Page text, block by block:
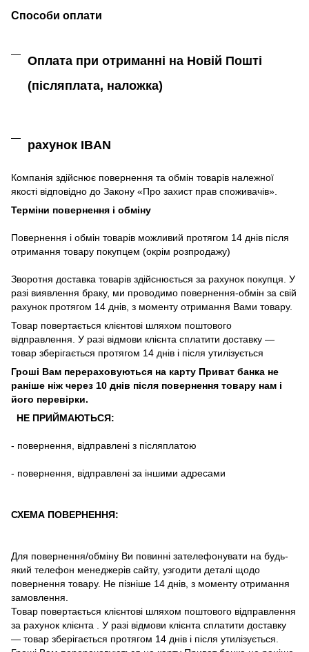
Способи оплати
Оплата при отриманні на Новій Пошті
(післяплата, наложка)
рахунок IBAN
Компанія здійснює повернення та обмін товарів належної
якості відповідно до Закону «Про захист прав споживачів»
Терміни повернення і обміну
Повернення і обмін товарів можливий протягом 14 днів після
отримання товару покупцем (окрім розпродажу)
Зворотня доставка товарів здійснюється за рахунок покупця У
разі виявлення браку, ми проводимо повернення-обмін за свій
рахунок протягом 14 днів з моменту отримання Вами товару.
Товар повертається клієнтові шляхом поштового
відправлення. У разі відмови клієнта сплатити доставку ―
товар зберігається протягом 14 днів і після утилізується
Гроші Вам перераховуються на карту Приват банка не
раніше ніж через 10 днів після повернення товару нам і
його перевірки.
НЕ ПРИЙМАЮТЬСЯ:
- повернення відправлені з післяплатою
- повернення відправлені за іншими адресами
СХЕМА ПОВЕРНЕННЯ:
Для повернення/обміну Ви повинні зателефонувати на будь-
який телефон менеджерів сайту, узгодити деталі щодо
повернення товару. Не пізніше 14 днів, з моменту отримання
замовлення.
Товар повертається клієнтові шляхом поштового відправлення
за рахунок клієнта . У разі відмови клієнта сплатити доставку
― товар зберігається протягом 14 днів і після утилізується.